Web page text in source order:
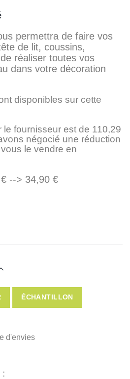
permettra de faire vos
de lit, coussins,
réaliser toutes vos
dans votre décoration
disponibles sur cette
le fournisseur est de 110,29
négocié une réduction
le vendre en
--> 34,90 €
ÉCHANTILLON
d'envies
: